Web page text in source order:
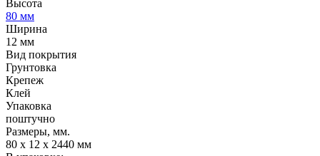
Высота
80 мм
Ширина
12 мм
Вид покрытия
Грунтовка
Крепеж
Клей
Упаковка
поштучно
Размеры, мм.
80 х 12 х 2440 мм